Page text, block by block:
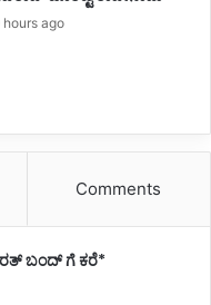
hours ago
Comments
ಬಂದ್‌ ಗೆ ಕರೆ*